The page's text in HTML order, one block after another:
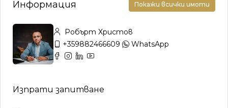
Информация Покажи всички имоти
Робърт Христов
+359882466609
WhatsApp
Изпрати запитване